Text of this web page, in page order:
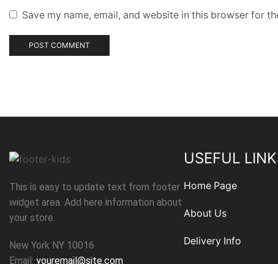
Save my name, email, and website in this browser for
This is easy to update text from footer
widget area. Add here information about
your store.
New York NY 10016
Email: youremail@site.com
USEFUL
Home Page
About Us
Delivery Info